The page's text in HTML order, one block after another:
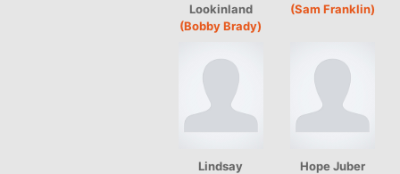
Lookinland
(Bobby Brady)
(Sam Franklin)
Lindsay
Hope Juber